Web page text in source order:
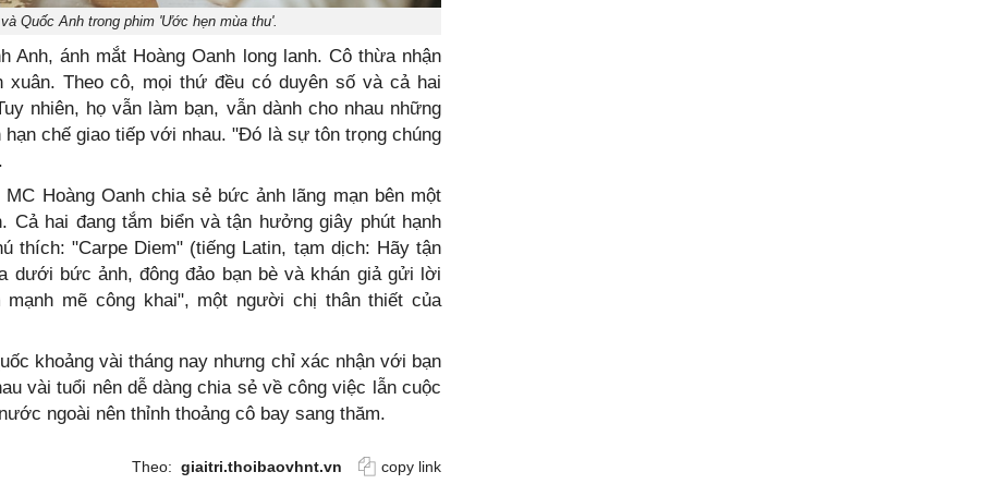
Quốc Anh trong phim 'Ước hẹn mùa thu'.
Anh, ánh mắt Hoàng Oanh long lanh. Cô thừa nhận
Theo cô, mọi thứ đều có duyên số và cả hai
nhiên, họ vẫn làm bạn, vẫn dành cho nhau những
chế giao tiếp với nhau. "Đó là sự tôn trọng chúng
Hoàng Oanh chia sẻ bức ảnh lãng mạn bên một
Cả hai đang tắm biển và tận hưởng giây phút hạnh
thích: "Carpe Diem" (tiếng Latin, tạm dịch: Hãy tận
dưới bức ảnh, đông đảo bạn bè và khán giả gửi lời
mẽ công khai", một người chị thân thiết của
khoảng vài tháng nay nhưng chỉ xác nhận với bạn
vài tuổi nên dễ dàng chia sẻ về công việc lẫn cuộc
ngoài nên thỉnh thoảng cô bay sang thăm.
Theo: giaitri.thoibaovhnt.vn copy link